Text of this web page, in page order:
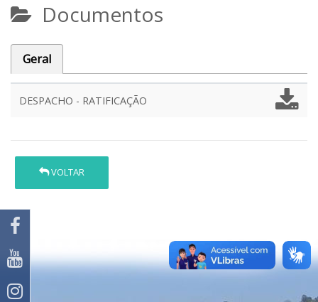
Documentos
Geral
DESPACHO - RATIFICAÇÃO
VOLTAR